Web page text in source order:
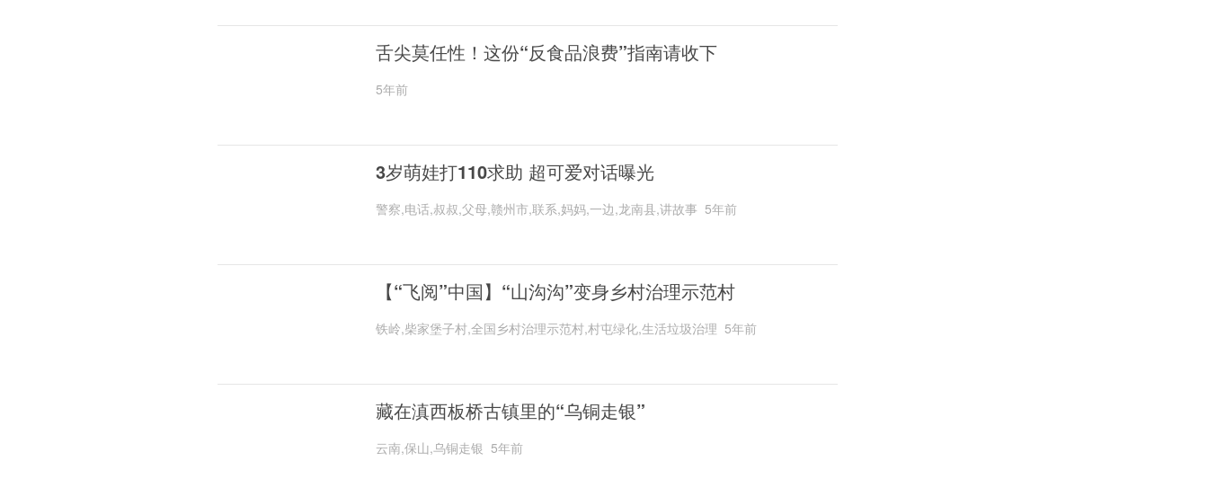
舌尖莫任性！这份“反食品浪费”指南请收下
5年前
3岁萌娃打110求助 超可爱对话曝光
警察,电话,叔叔,父母,赣州市,联系,妈妈,一边,龙南县,讲故事 5年前
【“飞阅”中国】“山沟沟”变身乡村治理示范村
铁岭,柴家堡子村,全国乡村治理示范村,村屯绿化,生活垃圾治理 5年前
藏在滇西板桥古镇里的“乌铜走银”
云南,保山,乌铜走银 5年前